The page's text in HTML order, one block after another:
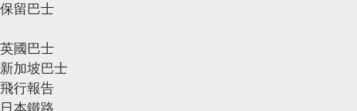
保留巴士
英國巴士
新加坡巴士
飛行報告
日本鐵路